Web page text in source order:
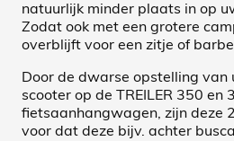
natuurlijk minder plaats in op
Zodat ook met een grotere
overblijft voor een zitje of
Door de dwarse opstelling van
scooter op de TREILER 350 en
fietsaanhangwagen, zijn deze
voor dat deze bijv. achter